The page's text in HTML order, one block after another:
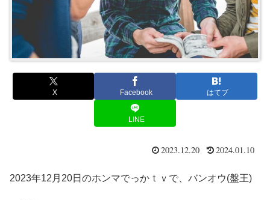
X Facebook はてブ
LINE
2023.12.20 2024.01.10
2023年12月20日のホンマでっかｔｖで、バンオウ(盤王)